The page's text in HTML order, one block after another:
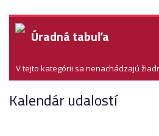
Úradná tabuľa
V tejto kategórii sa nenachádzajú
Kalendár udalostí